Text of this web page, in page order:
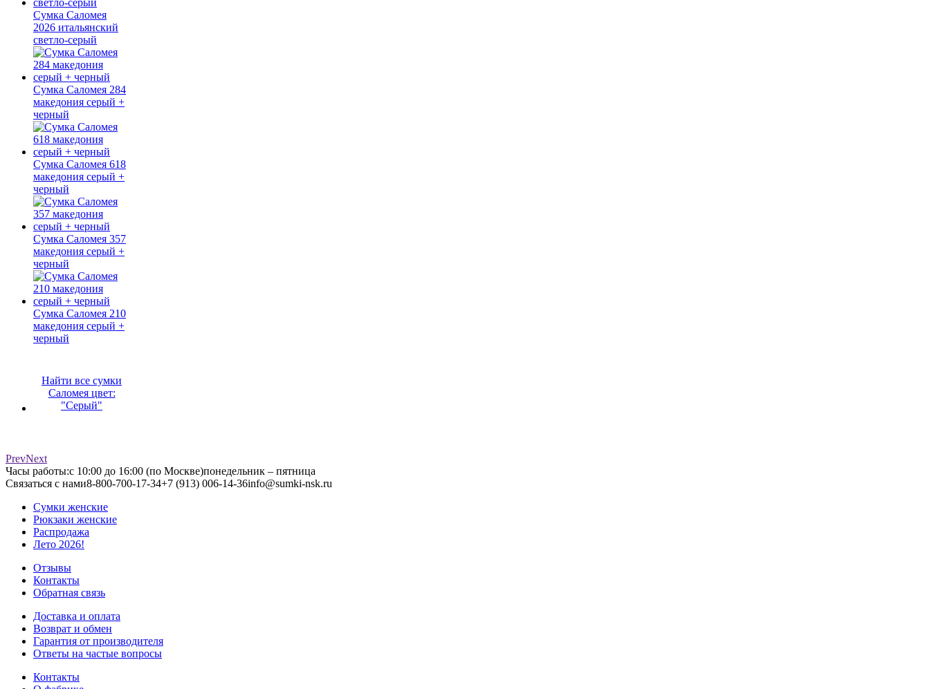
Сумка Саломея
2026 итальянский
светло-серый
Сумка Саломея 284
македония серый +
черный
Сумка Саломея 618
македония серый +
черный
Сумка Саломея 357
македония серый +
черный
Сумка Саломея 210
македония серый +
черный
Найти все сумки
Саломея цвет:
"Серый"
PrevNext
Часы работы:с 10:00 до 16:00 (по Москве)понедельник – пятница
Связаться с нами8-800-700-17-34+7 (913) 006-14-36info@sumki-nsk.ru
Сумки женские
Рюкзаки женские
Распродажа
Лето 2026!
Отзывы
Контакты
Обратная связь
Доставка и оплата
Возврат и обмен
Гарантия от производителя
Ответы на частые вопросы
Контакты